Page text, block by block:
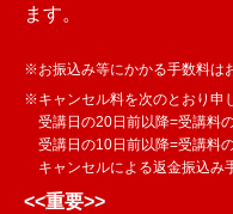
ます。
※お振込み等にかかる手数料は
※キャンセル料を次のとおり申
受講日の20日前以降=受講料
受講日の10日前以降=受講料
キャンセルによる返金振込み
<<重要>>